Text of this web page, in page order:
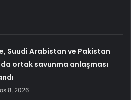
Suudi Arabistan ve Pakistan
ortak savunma anlaşması
8, 2026